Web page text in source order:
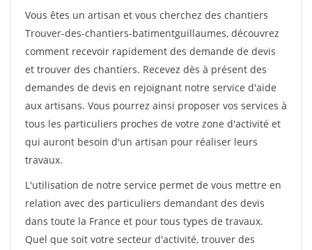
Vous êtes un artisan et vous cherchez des chantiers
Trouver-des-chantiers-batimentguillaumes, découvrez
comment recevoir rapidement des demande de devis
et trouver des chantiers. Recevez dès à présent des
demandes de devis en rejoignant notre service d'aide
aux artisans. Vous pourrez ainsi proposer vos services à
tous les particuliers proches de votre zone d'activité et
qui auront besoin d'un artisan pour réaliser leurs
travaux.
L'utilisation de notre service permet de vous mettre en
relation avec des particuliers demandant des devis
dans toute la France et pour tous types de travaux.
Quel que soit votre secteur d'activité, trouver des